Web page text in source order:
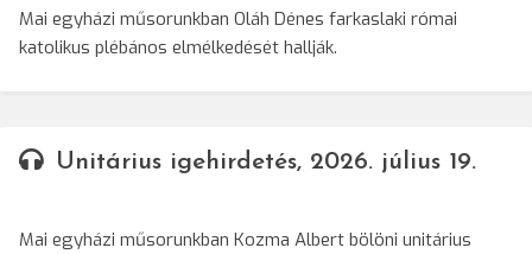
Mai egyházi műsorunkban Oláh Dénes farkaslaki római
katolikus plébános elmélkedését hallják.
Unitárius igehirdetés, 2026. július 19.
Mai egyházi műsorunkban Kozma Albert bölöni unitárius